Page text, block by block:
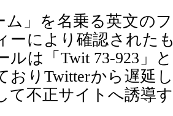
ム」を名乗る英文の
ーにより確認された
ルは「Twit 73-923」
おりTwitterから遅延
て不正サイトへ誘導